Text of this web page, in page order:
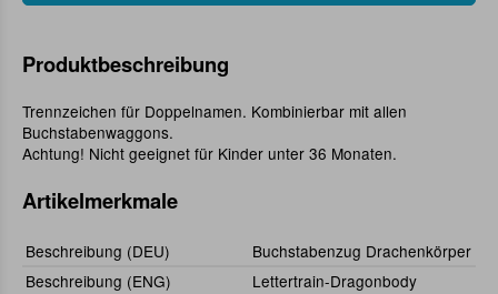
Produktbeschreibung
Trennzeichen für Doppelnamen. Kombinierbar mit allen
Buchstabenwaggons.
Achtung! Nicht geeignet für Kinder unter 36 Monaten.
Artikelmerkmale
Beschreibung (DEU)
Buchstabenzug Drachenkörper
Beschreibung (ENG)
Lettertrain-Dragonbody